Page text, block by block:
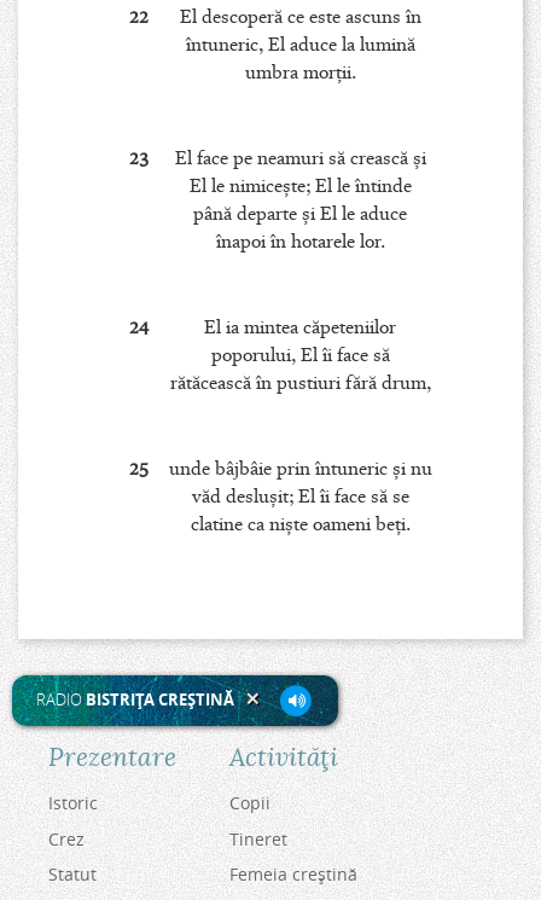
22
El descoperă ce este ascuns în
întuneric, El aduce la lumină
umbra morţii.
23
El face pe neamuri să crească şi
El le nimiceşte; El le întinde
până departe şi El le aduce
înapoi în hotarele lor.
24
El ia mintea căpeteniilor
poporului, El îi face să
rătăcească în pustiuri fără drum,
25
unde bâjbâie prin întuneric şi nu
văd desluşit; El îi face să se
clatine ca nişte oameni beţi.
RADIOBISTRIŢA CREŞTINĂ
Prezentare
Istoric
Crez
Statut
Activităţi
Copii
Tineret
Femeia creştină